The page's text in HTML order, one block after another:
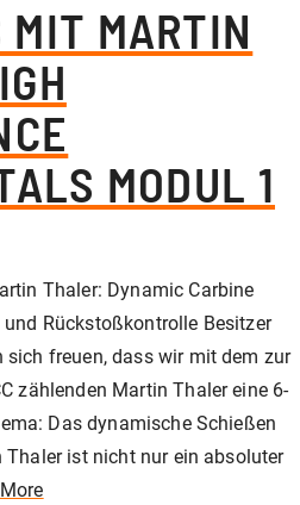
MARTIN
MODUL 1
Thaler: Dynamic Carbine
Rückstoßkontrolle Besitzer
freuen, dass wir mit dem zur
zählenden Martin Thaler eine 6-
Das dynamische Schießen
ist nicht nur ein absoluter